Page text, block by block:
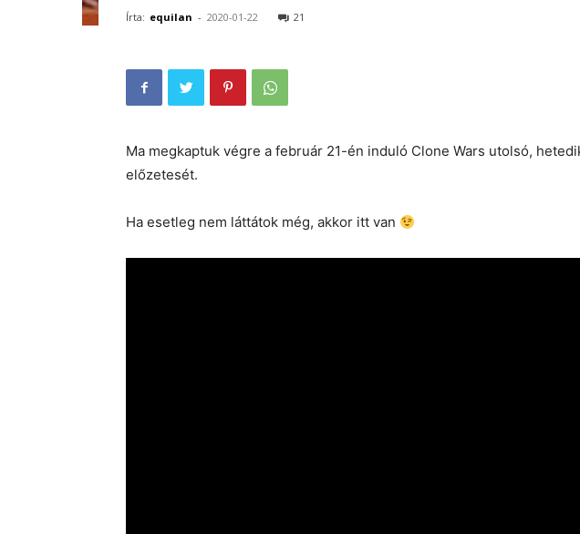
Írta: equilan - 2020-01-22 21
Ma megkaptuk végre a február 21-én induló Clone Wars utolsó,
előzetesét.
Ha esetleg nem láttátok még, akkor itt van